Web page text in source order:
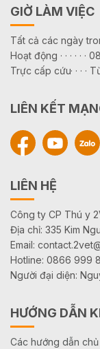
GIỜ LÀM VIỆC
Tất cả các ngày
Hoạt động · · · · · ·
Trực cấp cứu· · · ·
LIÊN KẾT
LIÊN HỆ
Công ty CP Thú y
Địa chỉ: 335 Kim
Email:
Hotline: 0866 999
Người đại diện:
HƯỚNG DẪN
Các hướng dẫn